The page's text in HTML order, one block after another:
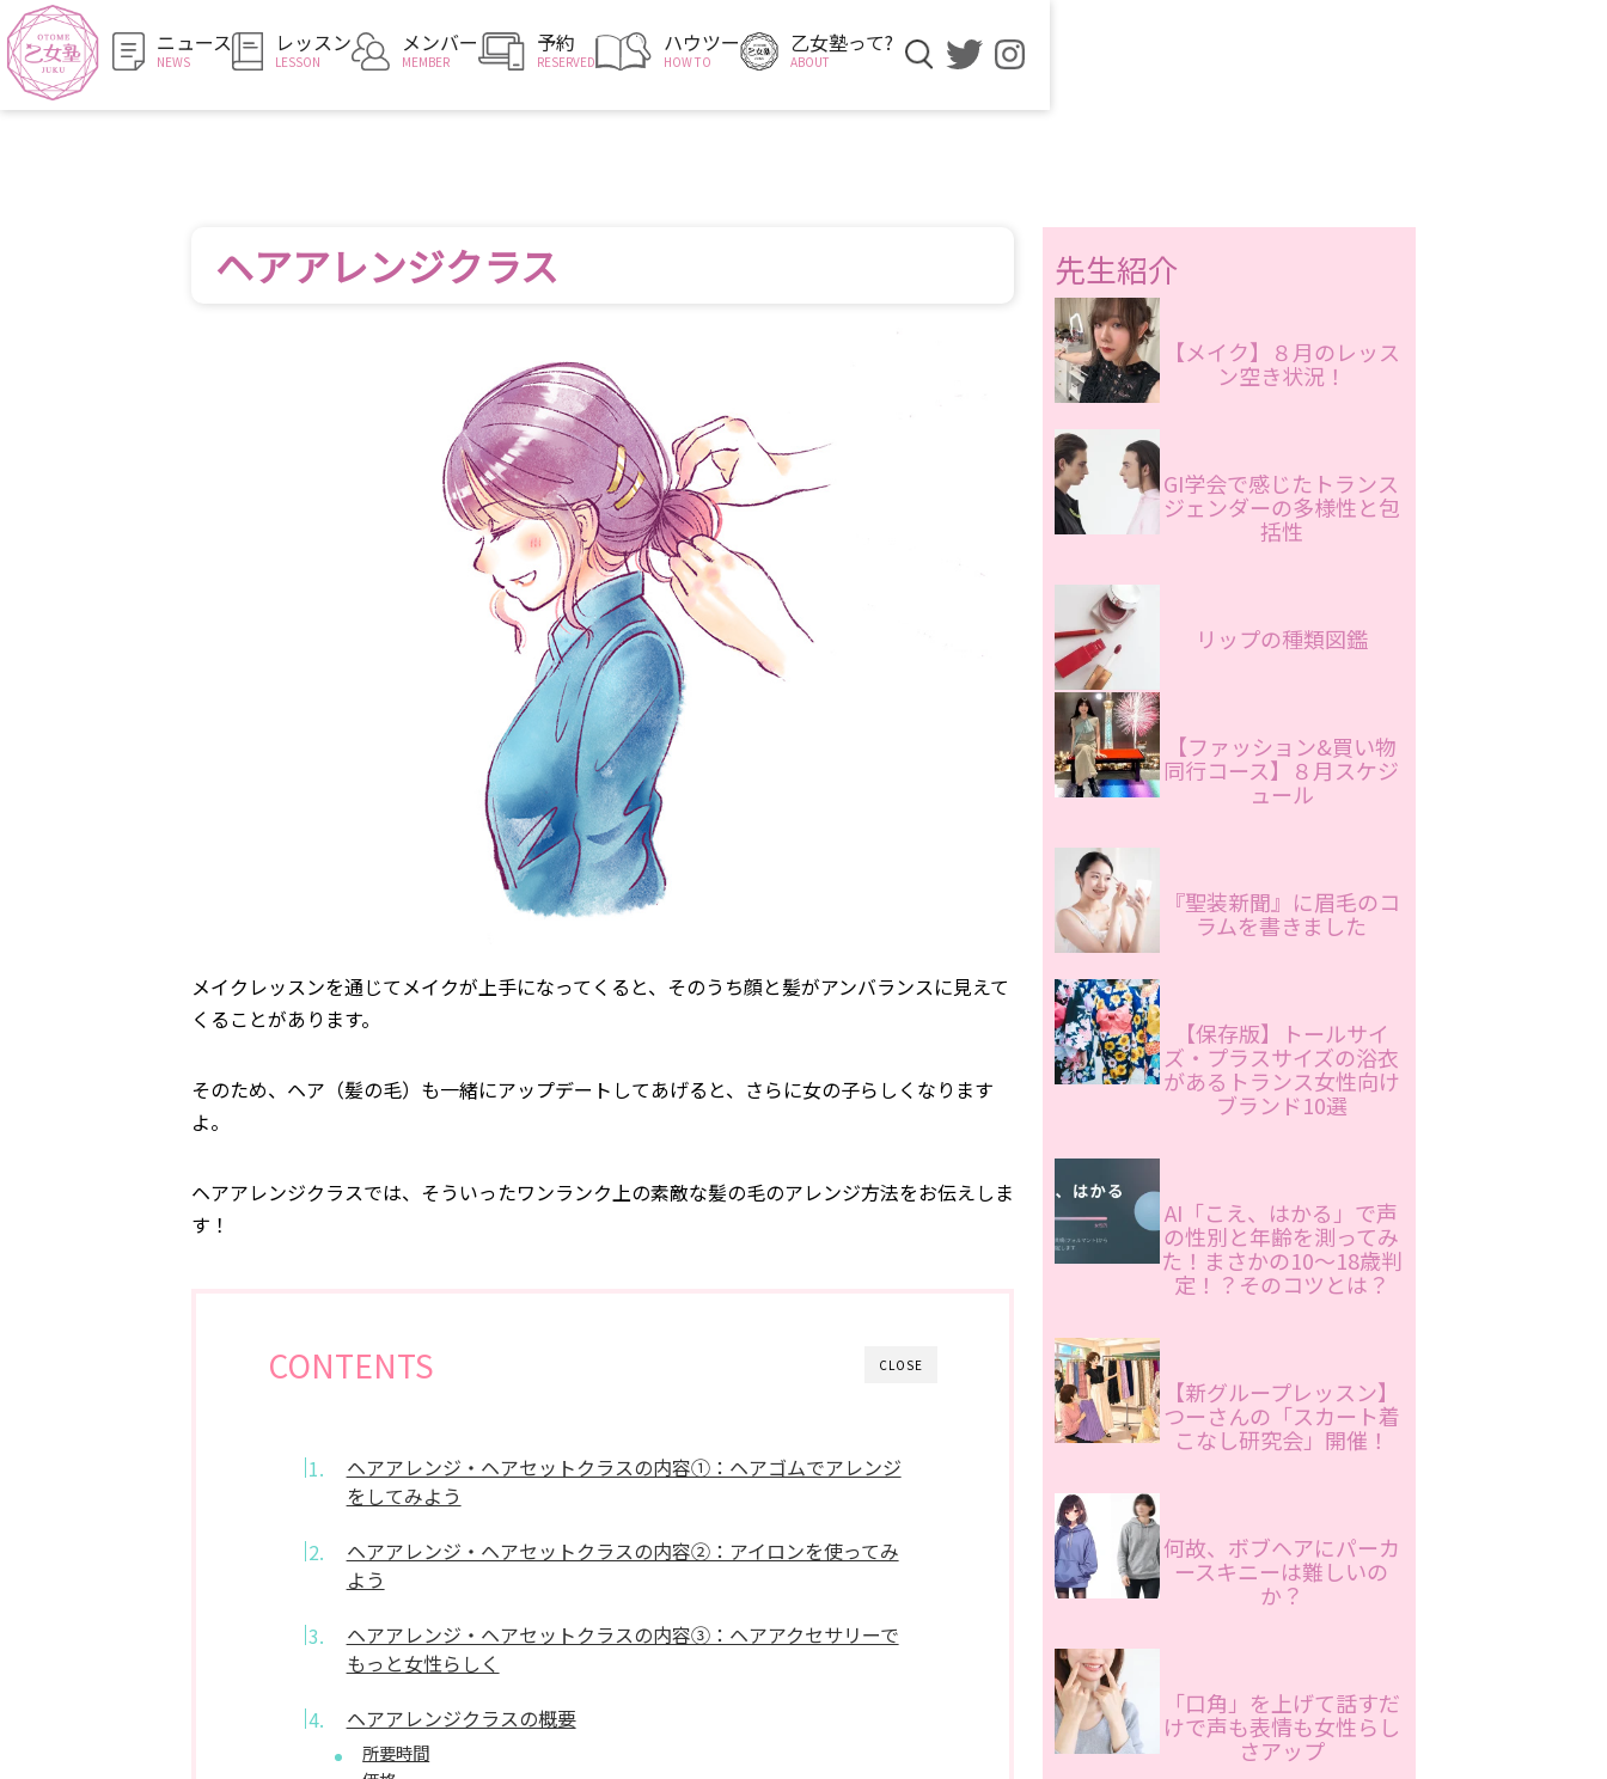
ニュース
NEWS
レッスン
LESSON
メンバー
MEMBER
予約
RESERVED
ハウツー
HOW TO
乙女塾って?
ABOUT
ヘアアレンジクラス
メイクレッスンを通じてメイクが上手になってくると、そのうち顔と髪がアンバランスに見えて
くることがあります。
そのため、ヘア（髪の毛）も一緒にアップデートしてあげると、さらに女の子らしくなります
よ。
ヘアアレンジクラスでは、そういったワンランク上の素敵な髪の毛のアレンジ方法をお伝えしま
す！
CLOSE
CONTENTS
ヘアアレンジ・ヘアセットクラスの内容①：ヘアゴムでアレンジ
をしてみよう
ヘアアレンジ・ヘアセットクラスの内容②：アイロンを使ってみ
よう
ヘアアレンジ・ヘアセットクラスの内容③：ヘアアクセサリーで
もっと女性らしく
ヘアアレンジクラスの概要
所要時間
先生紹介
【メイク】８月のレッス
ン空き状況！
GI学会で感じたトランス
ジェンダーの多様性と包
括性
リップの種類図鑑
【ファッション&買い物
同行コース】８月スケジ
ュール
『聖装新聞』に眉毛のコ
ラムを書きました
【保存版】トールサイ
ズ・プラスサイズの浴衣
があるトランス女性向け
ブランド10選
AI「こえ、はかる」で声
の性別と年齢を測ってみ
た！まさかの10〜18歳判
定！？そのコツとは？
【新グループレッスン】
つーさんの「スカート着
こなし研究会」開催！
何故、ボブヘアにパーカ
ースキニーは難しいの
か？
「口角」を上げて話すだ
けで声も表情も女性らし
さアップ